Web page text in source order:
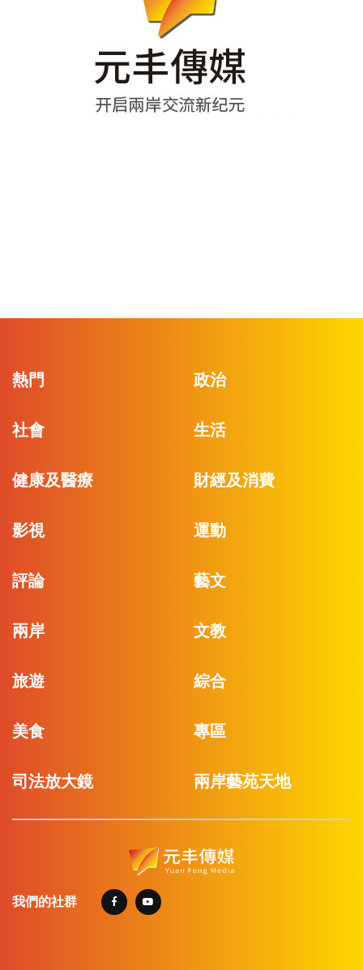
熱門 政治
社會 生活
健康及醫療 財經及消費
影視 運動
評論 藝文
兩岸 文教
旅遊 綜合
美食 專區
司法放大鏡 兩岸藝苑天地
我們的社群